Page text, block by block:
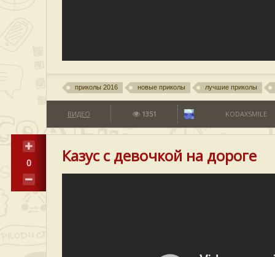
приколы 2016 новые приколы лучшие приколы
ВИДЕО 1351 KODAXSMILE
0 Казус с девочкой на дороге